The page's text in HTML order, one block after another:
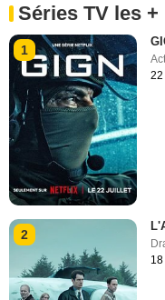
Séries TV les
1
2